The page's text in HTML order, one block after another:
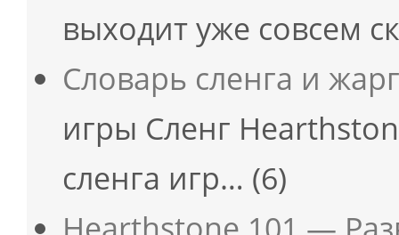
выходит уже совсем
Словарь сленга и
игры Сленг
сленга игр… (6)